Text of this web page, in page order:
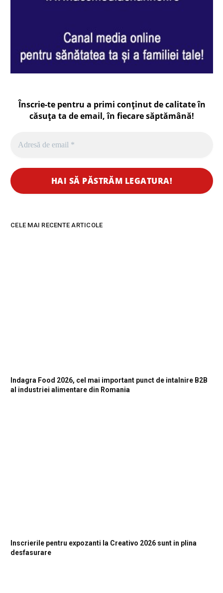
Înscrie-te pentru a primi conținut de calitate în
căsuța ta de email, în fiecaresăptămână!
CELE MAI RECENTE ARTICOLE
Indagra Food 2026, cel mai important punct de intalnire B2B
al industriei alimentare din Romania
Inscrierile pentru expozanti la Creativo 2026 sunt in plina
desfasurare